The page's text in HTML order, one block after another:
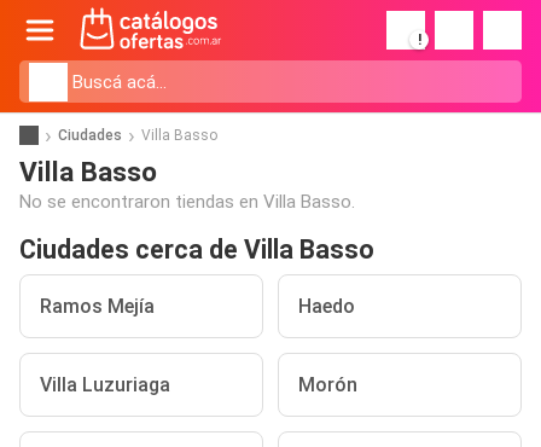
!
Ciudades Villa Basso
Villa Basso
No se encontraron tiendas en Villa Basso.
Ciudades cerca de Villa Basso
Ramos Mejía Haedo
Villa Luzuriaga Morón